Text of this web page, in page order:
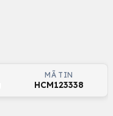
MÃ TIN
HCM123338